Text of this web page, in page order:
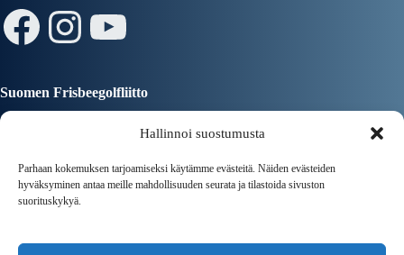
Hallinnoi suostumusta
Parhaan kokemuksen tarjoamiseksi käytämme evästeitä. Näiden evästeiden
hyväksyminen antaa meille mahdollisuuden seurata ja tilastoida sivuston
suorituskykyä.
Facebook
Instagram
YouTube
Suomen Frisbeegolfliitto
Tampereen Kaupunki